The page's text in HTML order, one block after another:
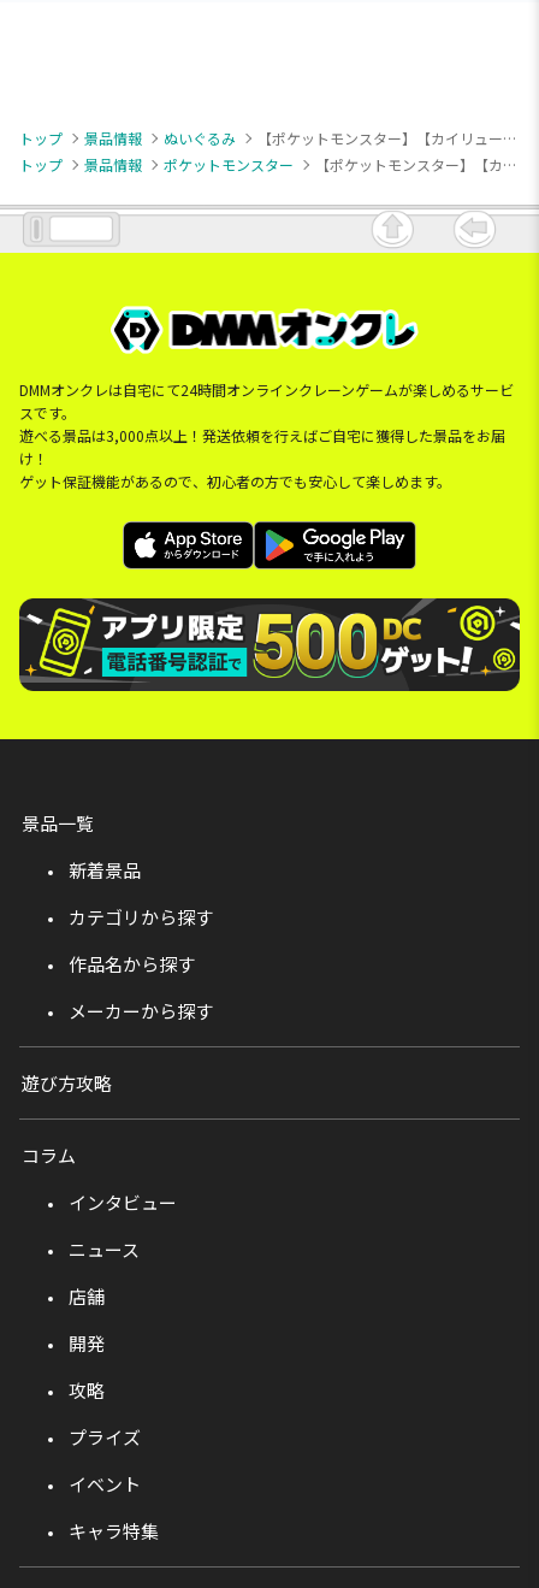
トップ 景品情報 ぬいぐるみ
【ポケットモンスター】【カイリュー】ポケットモンスター めちゃもふぐっとぬいぐるみ～カイリュー～
トップ
景品情報 ポケットモンスター 【ポケットモンスター】【カイリュー】ポケットモンスター めちゃもふぐっとぬいぐるみ～カイリュー～
DMMオンクレは自宅にて24時間オンラインクレーンゲームが楽しめるサービ
スです。
遊べる景品は3,000点以上！発送依頼を行えばご自宅に獲得した景品をお届
け！
ゲット保証機能があるので、初心者の方でも安心して楽しめます。
景品一覧
新着景品
カテゴリから探す
作品名から探す
メーカーから探す
遊び方攻略
コラム
インタビュー
ニュース
店舗
開発
攻略
プライズ
イベント
キャラ特集